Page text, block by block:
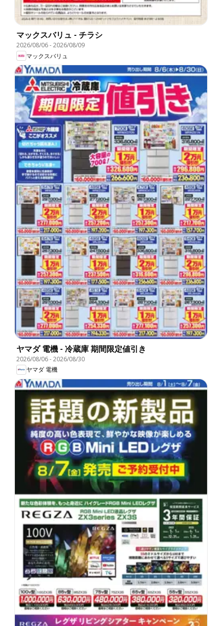
マックスバリュ - チラシ
2026/08/06-2026/08/09
マックスバリュ
ヤマダ 電機 - 冷蔵庫 期間限定値引き
2026/08/06-2026/08/30
ヤマダ 電機